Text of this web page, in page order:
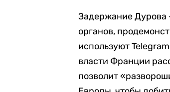
Задержание Дурова
органов,
используют
власти Франции
позволит